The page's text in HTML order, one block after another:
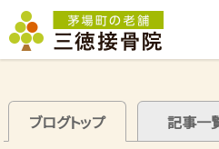
ブログトップ 記事一